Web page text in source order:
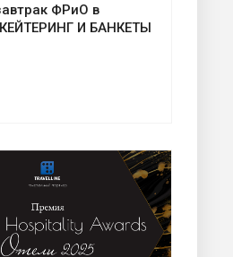
ФРиО в
И БАНКЕТЫ